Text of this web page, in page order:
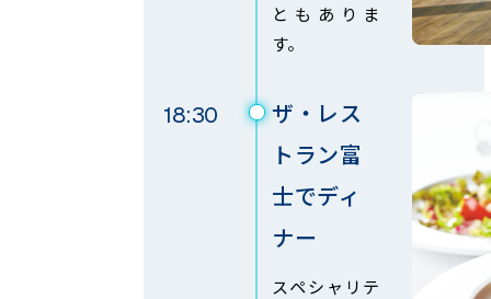
ともありま
す。
18:30
ザ・レス
トラン富
士でディ
ナー
スペシャリテ